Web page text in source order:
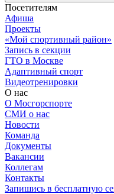
Посетителям
Афиша
Проекты
«Мой спортивный район»
Запись в секции
ГТО в Москве
Адаптивный спорт
Видеотренировки
О нас
О Мосгорспорте
СМИ о нас
Новости
Команда
Документы
Вакансии
Коллегам
Контакты
Запишись в бесплатную